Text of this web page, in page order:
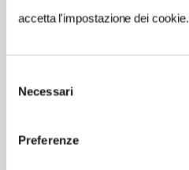
accetta l'impostazione dei cookie.
delNecessari
Preferenze
Palermo (PA)
SITO WEB